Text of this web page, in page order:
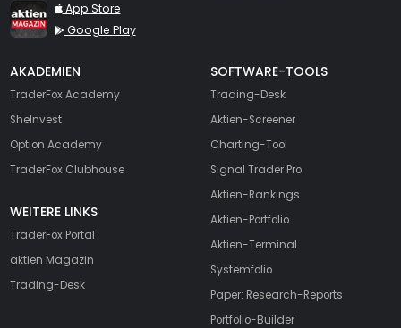
TraderFox aktien Magazin
App Store
Google Play
AKADEMIEN
TraderFox Academy
SheInvest
Option Academy
TraderFox Clubhouse
WEITERE LINKS
TraderFox Portal
aktien Magazin
Trading-Desk
SOFTWARE-TOOLS
Trading-Desk
Aktien-Screener
Charting-Tool
Signal Trader Pro
Aktien-Rankings
Aktien-Portfolio
Aktien-Terminal
Systemfolio
Paper: Research-Reports
Portfolio-Builder